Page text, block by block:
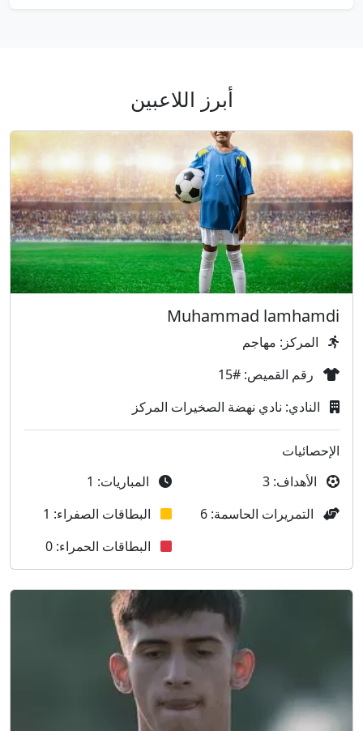
أبرز اللاعبين
Muhammad lamhamdi
المركز: مهاجم
رقم القميص: #15
النادي: نادي نهضة الصخيرات المركز
الإحصائيات
الأهداف: 3
التمريرات الحاسمة: 6
المباريات: 1
البطاقات الصفراء: 1
البطاقات الحمراء: 0